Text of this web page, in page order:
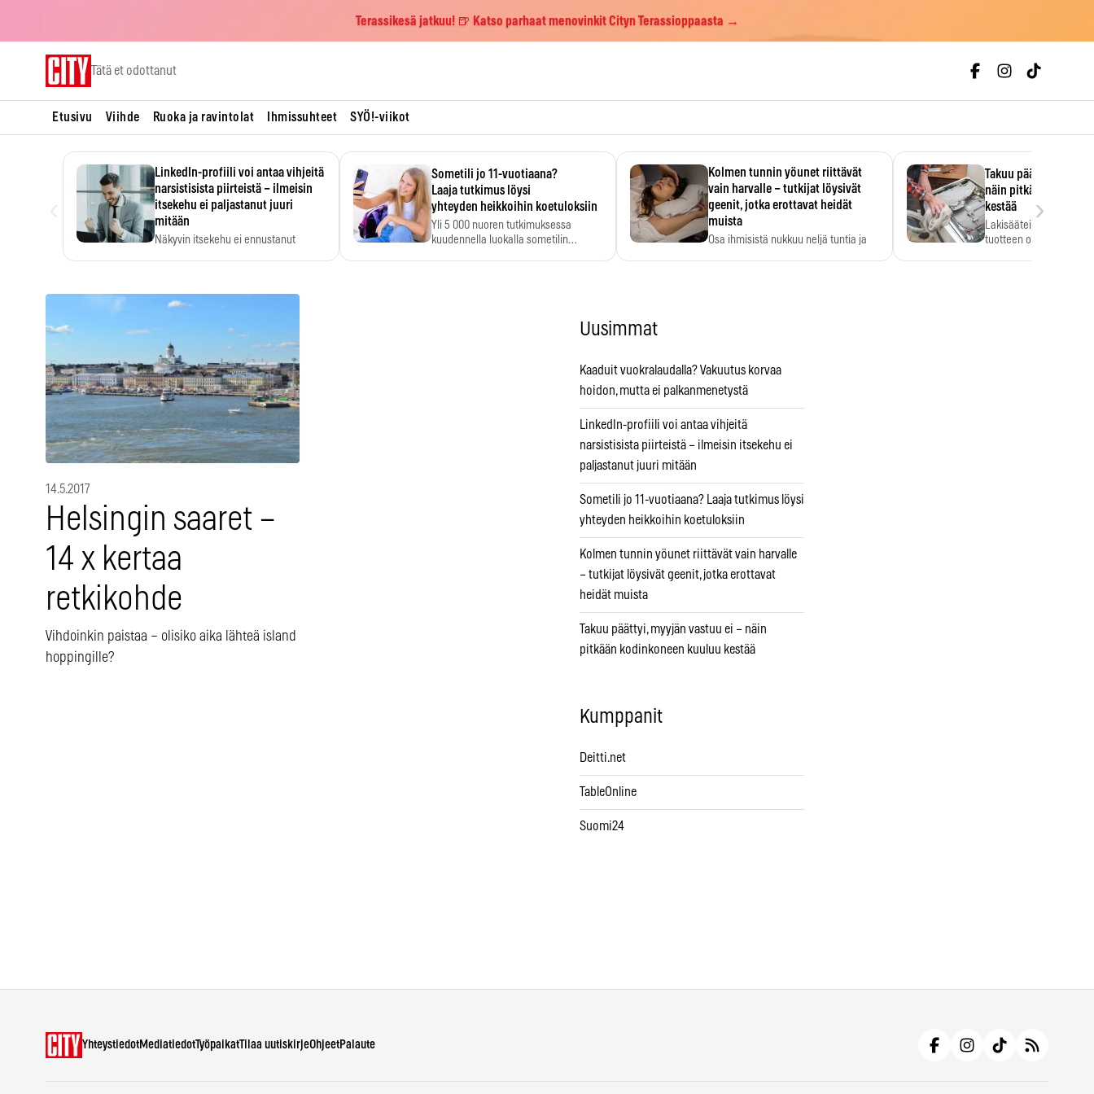
Terassikesä jatkuu! 🍺 Katso parhaat menovinkit Cityn Terassioppaasta →
Tätä et odottanut
Etusivu Viihde Ruoka ja ravintolat Ihmissuhteet SYÖ!-viikot
LinkedIn-profiili voi antaa vihjeitä
narsistisista piirteistä – ilmeisin
itsekehu ei paljastanut juuri
mitään
Näkyvin itsekehu ei ennustanut
Sometili jo 11-vuotiaana?
Laaja tutkimus löysi
yhteyden heikkoihin koetuloksiin
Yli 5 000 nuoren tutkimuksessa
kuudennella luokalla sometilin…
Kolmen tunnin yöunet riittävät
vain harvalle – tutkijat löysivät
geenit, jotka erottavat heidät
muista
Osa ihmisistä nukkuu neljä tuntia ja
Takuu päättyi,
näin pitkään
kestää
Lakisääteinen
tuotteen oletetun
›
14.5.2017
Helsingin saaret –
14 x kertaa
retkikohde
Vihdoinkin paistaa – olisiko aika lähteä island
hoppingille?
Uusimmat
Kaaduit vuokralaudalla? Vakuutus korvaa
hoidon, mutta ei palkanmenetystä
LinkedIn-profiili voi antaa vihjeitä
narsistisista piirteistä – ilmeisin itsekehu ei
paljastanut juuri mitään
Sometili jo 11-vuotiaana? Laaja tutkimus löysi
yhteyden heikkoihin koetuloksiin
Kolmen tunnin yöunet riittävät vain harvalle
– tutkijat löysivät geenit, jotka erottavat
heidät muista
Takuu päättyi, myyjän vastuu ei – näin
pitkään kodinkoneen kuuluu kestää
Kumppanit
Deitti.net
TableOnline
Suomi24
YhteystiedotMediatiedotTyöpaikatTilaa uutiskirjeOhjeetPalaute